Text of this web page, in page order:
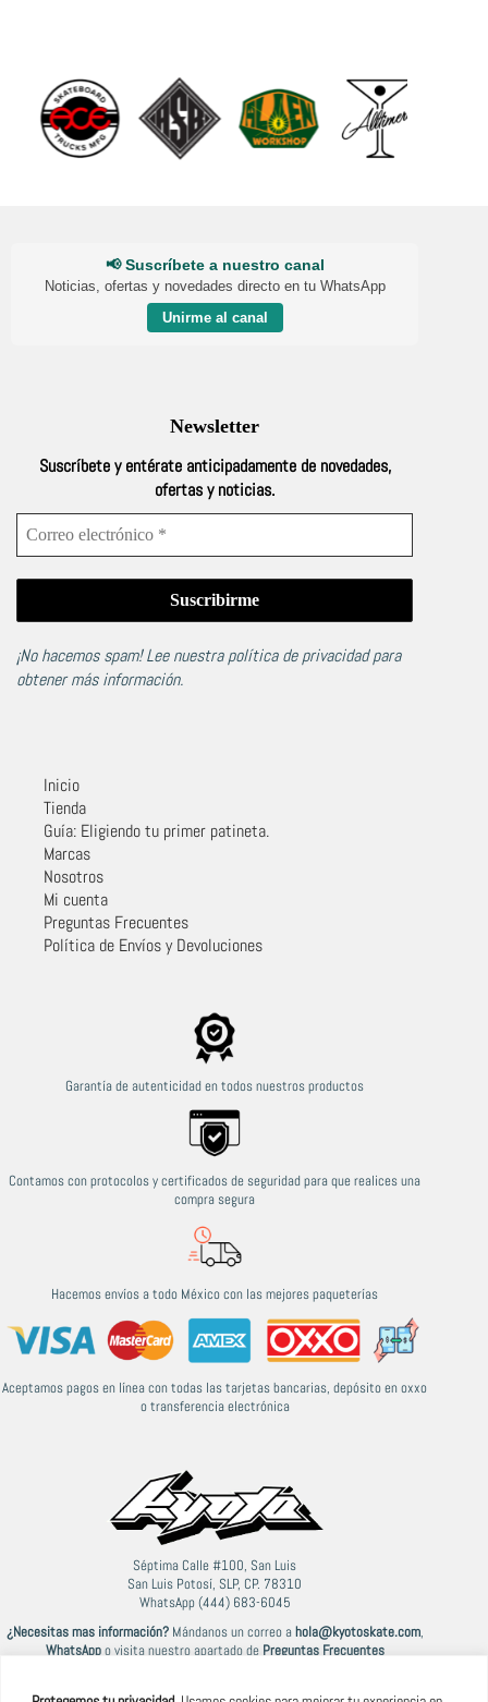
📢 Suscríbete a nuestro canal
Noticias, ofertas y novedades directo en tu WhatsApp
Unirme al canal
Newsletter
Suscríbete y entérate anticipadamente de novedades,
ofertas y noticias.
¡No hacemos spam! Lee nuestrapolítica de privacidadpara
obtener más información.
Inicio
Tienda
Guía: Eligiendo tu primer patineta.
Marcas
Nosotros
Mi cuenta
Preguntas Frecuentes
Política de Envíos y Devoluciones
Garantía de autenticidad en todos nuestros productos
Contamos con protocolos y certificados de seguridad para que realices una
compra segura
Hacemos envíos a todo México con las mejores paqueterías
Aceptamos pagos en línea con todas las tarjetas bancarias, depósito en oxxo
o transferencia electrónica
Séptima Calle #100, San Luis
San Luis Potosí, SLP, CP. 78310
WhatsApp (444) 683-6045
¿Necesitas mas información?Mándanos un correo ahola@kyotoskate.com,
WhatsAppo visita nuestro apartado de Preguntas Frecuentes